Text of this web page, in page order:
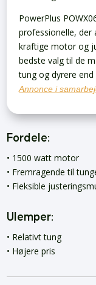
PowerPlus
professionelle, der
kraftige motor og
bedste valg til de
tung og dyrere
Annonce i
Fordele:
• 1500 watt motor
• Fremragende til
• Fleksible
Ulemper:
• Relativt tung
• Højere pris